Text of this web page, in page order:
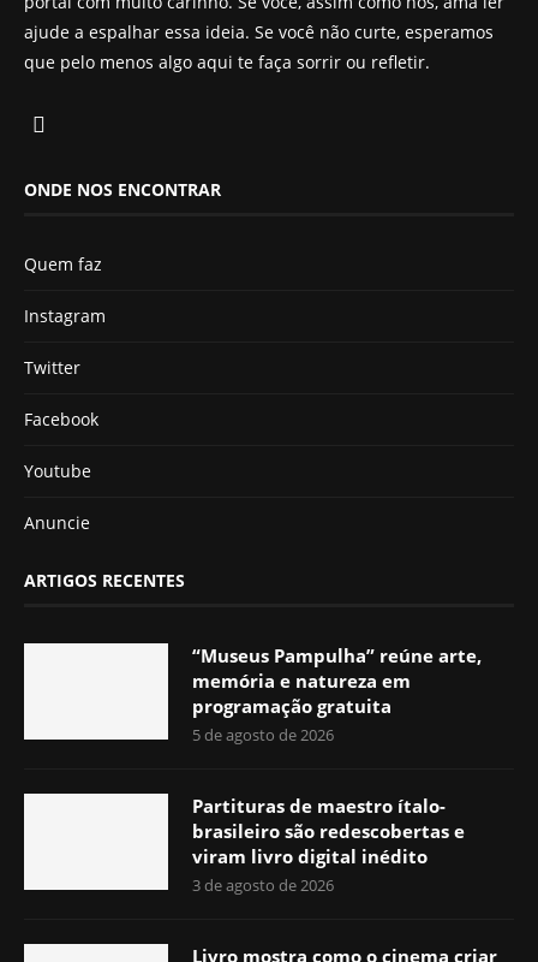
ajude a espalhar essa ideia. Se você não curte, esperamos
que pelo menos algo aqui te faça sorrir ou refletir.
ONDE NOS ENCONTRAR
Quem faz
Instagram
Twitter
Facebook
Youtube
Anuncie
ARTIGOS RECENTES
“Museus Pampulha” reúne arte,
memória e natureza em
programação gratuita
5 de agosto de 2026
Partituras de maestro ítalo-
brasileiro são redescobertas e
viram livro digital inédito
3 de agosto de 2026
Livro mostra como o cinema criar